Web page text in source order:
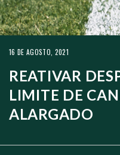
16 DE AGOSTO, 2021
REATIVAR
LIMITE DE
ALARGADO